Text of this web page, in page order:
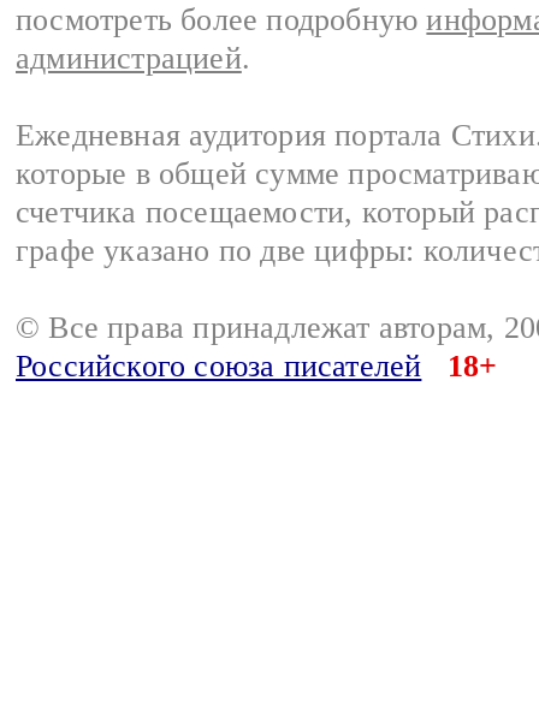
посмотреть более подробную
администрацией.
Ежедневная аудитория портала
которые в общей сумме
счетчика посещаемости, который
графе указано по две цифры:
© Все права принадлежат авторам,
Российского союза писателей
18+